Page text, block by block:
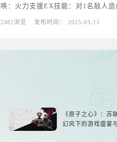
唤：火力支援EX技能：对1名敌人
害。3、精准被动技能：暴击率增加10
2482浏览 发布时间： 2025-03-13
《原子之心》：苏
幻风下的游戏盛宴